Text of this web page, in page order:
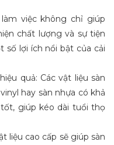
việc không chỉ giúp
chất lượng và sự tiện
số lợi ích nổi bật của cải
quả: Các vật liệu sàn
hay sàn nhựa có khả
giúp kéo dài tuổi thọ
liệu cao cấp sẽ giúp sàn